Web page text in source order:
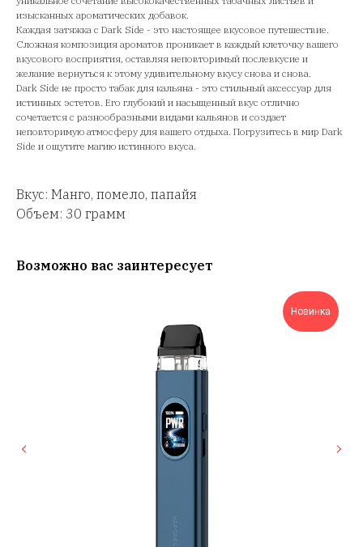
изысканных ароматических добавок.
Каждая затяжка с Dark Side - это настоящее вкусовое путешествие.
Сложная композиция ароматов проникает в каждый клеточку вашего
вкусового восприятия, оставляя неповторимый послевкусие и
желание вернуться к этому удивительному вкусу снова и снова.
Dark Side не просто табак для кальяна - это стильный аксессуар для
истинных эстетов. Его глубокий и насыщенный вкус отлично
сочетается с разнообразными видами кальянов и создает
неповторимую атмосферу для вашего отдыха. Погрузитесь в мир Dark
Side и ощутите магию истинного вкуса.
Вкус: Манго, помело, папайя
Объем: 30 грамм
Возможно вас заинтересует
Новинка